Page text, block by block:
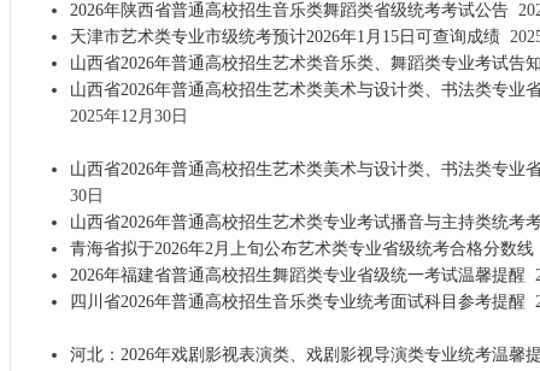
2026年陕西省普通高校招生音乐类舞蹈类省级统考考试公告
天津市艺术类专业市级统考预计2026年1月15日可查询成绩
山西省2026年普通高校招生艺术类音乐类、舞蹈类专业考试告
山西省2026年普通高校招生艺术类美术与设计类、书法类专业
2025年12月30日
山西省2026年普通高校招生艺术类美术与设计类、书法类专业
30日
山西省2026年普通高校招生艺术类专业考试播音与主持类统考
青海省拟于2026年2月上旬公布艺术类专业省级统考合格分数线
2026年福建省普通高校招生舞蹈类专业省级统一考试温馨提醒
四川省2026年普通高校招生音乐类专业统考面试科目参考提醒
河北：2026年戏剧影视表演类、戏剧影视导演类专业统考温馨